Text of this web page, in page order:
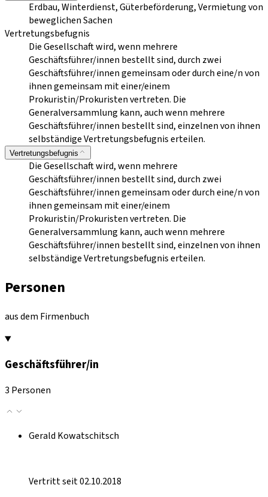
Erdbau, Winterdienst, Güterbeförderung, Vermietung von
beweglichen Sachen
Vertretungsbefugnis
Die Gesellschaft wird, wenn mehrere
Geschäftsführer/innen bestellt sind, durch zwei
Geschäftsführer/innen gemeinsam oder durch eine/n von
ihnen gemeinsam mit einer/einem
Prokuristin/Prokuristen vertreten. Die
Generalversammlung kann, auch wenn mehrere
Geschäftsführer/innen bestellt sind, einzelnen von ihnen
selbständige Vertretungsbefugnis erteilen.
Vertretungsbefugnis
Die Gesellschaft wird, wenn mehrere
Geschäftsführer/innen bestellt sind, durch zwei
Geschäftsführer/innen gemeinsam oder durch eine/n von
ihnen gemeinsam mit einer/einem
Prokuristin/Prokuristen vertreten. Die
Generalversammlung kann, auch wenn mehrere
Geschäftsführer/innen bestellt sind, einzelnen von ihnen
selbständige Vertretungsbefugnis erteilen.
Personen
aus dem Firmenbuch
Geschäftsführer/in
3 Personen
Gerald Kowatschitsch
Vertritt seit 02.10.2018